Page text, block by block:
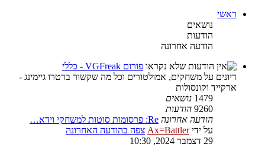
ראשי
נושאים
הודעות
הודעה אחרונה
פורום VGFreak - כללי
דיונים על משחקים, אמולטורים וכל מה שקשור ברטרו גיימינג -
ארקייד וקונסולות
1479 נושאים
9260 הודעות
הודעה אחרונה Re: פרסומות סוטות למשחקי וידא…
על ידיAx=Battler צפה בהודעה האחרונה
29 דצמבר 2024, 10:30